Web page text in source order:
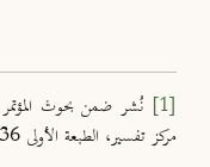
[1]
نُشر ضمن بحوث المؤتمر
مركز تفسير، الطبعة الأولى 1436هـ/ 2015م، (3/ 31-98).